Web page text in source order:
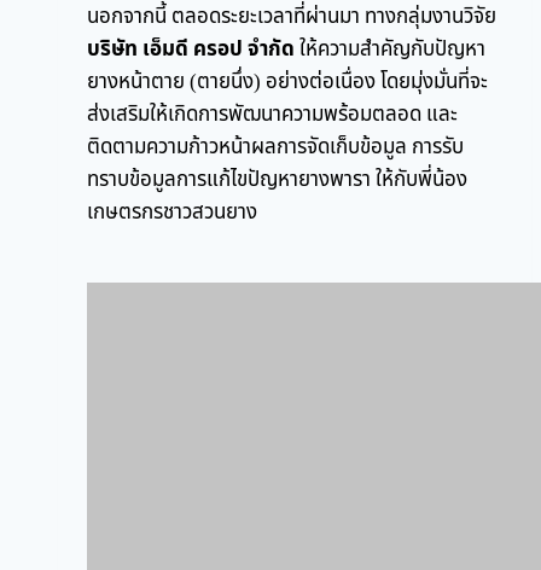
นอกจากนี้ ตลอดระยะเวลาที่ผ่านมา ทางกลุ่มงานวิจัย
บริษัท เอ็มดี ครอป จำกัดให้ความสำคัญกับปัญหา
ยางหน้าตาย (ตายนึ่ง) อย่างต่อเนื่อง โดยมุ่งมั่นที่จะ
ส่งเสริมให้เกิดการพัฒนาความพร้อมตลอด และ
ติดตามความก้าวหน้าผลการจัดเก็บข้อมูล การรับ
ทราบข้อมูลการแก้ไขปัญหายางพารา ให้กับพี่น้อง
เกษตรกรชาวสวนยาง